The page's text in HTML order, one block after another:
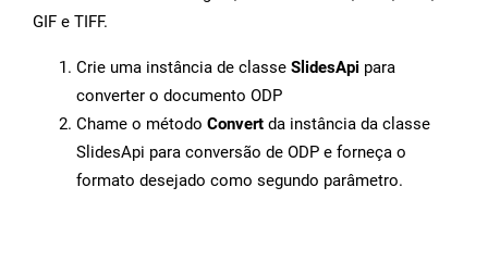
GIF e TIFF.
Crie uma instância de classe SlidesApi para
converter o documento ODP
Chame o método Convert da instância da classe
SlidesApi para conversão de ODP e forneça o
formato desejado como segundo parâmetro.